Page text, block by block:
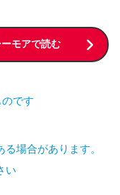
モアで読む
です
場合があります。
い